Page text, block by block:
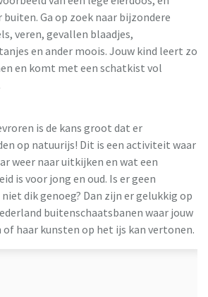
buiten. Ga op zoek naar bijzondere
veren, gevallen blaadjes,
en ander moois. Jouw kind leert zo
en komt met een schatkist vol
is de kans groot dat er
op natuurijs! Dit is een activiteit waar
weer naar uitkijken en wat een
is voor jong en oud. Is er geen
dik genoeg? Dan zijn er gelukkig op
buitenschaatsbanen waar jouw
haar kunsten op het ijs kan vertonen.